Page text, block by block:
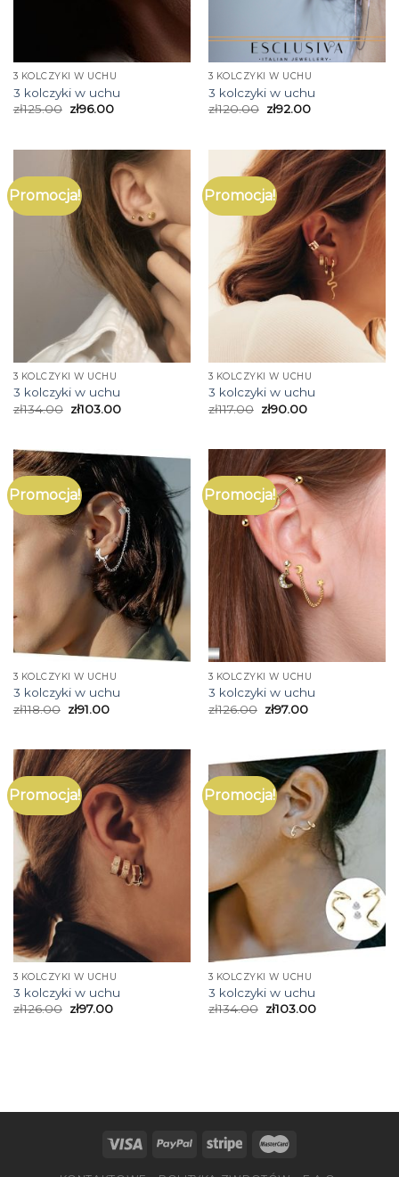
3 KOLCZYKI W UCHU
3 kolczyki w uchu
zł125.00 zł96.00
3 KOLCZYKI W UCHU
3 kolczyki w uchu
zł120.00 zł92.00
Promocja!
3 KOLCZYKI W UCHU
3 kolczyki w uchu
zł134.00 zł103.00
Promocja!
3 KOLCZYKI W UCHU
3 kolczyki w uchu
zł117.00 zł90.00
Promocja!
3 KOLCZYKI W UCHU
3 kolczyki w uchu
zł118.00 zł91.00
Promocja!
3 KOLCZYKI W UCHU
3 kolczyki w uchu
zł126.00 zł97.00
Promocja!
3 KOLCZYKI W UCHU
3 kolczyki w uchu
zł126.00 zł97.00
Promocja!
3 KOLCZYKI W UCHU
3 kolczyki w uchu
zł134.00 zł103.00